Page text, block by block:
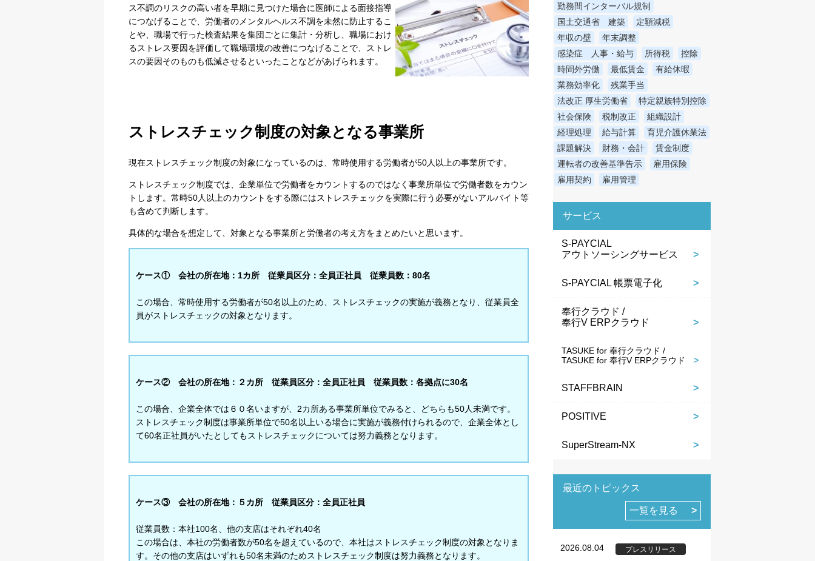
ス不調のリスクの高い者を早期に見つけた場合に医師による面接指導
につなげることで、労働者のメンタルヘルス不調を未然に防止するこ
とや、職場で行った検査結果を集団ごとに集計・分析し、職場におけ
るストレス要因を評価して職場環境の改善につなげることで、ストレ
スの要因そのものも低減させるといったことなどがあげられます。
ストレスチェック制度の対象となる事業所
現在ストレスチェック制度の対象になっているのは、常時使用する労働者が50人以上の事業所です。
ストレスチェック制度では、企業単位で労働者をカウントするのではなく事業所単位で労働者数をカウン
トします。常時50人以上のカウントをする際にはストレスチェックを実際に行う必要がないアルバイト等
も含めて判断します。
具体的な場合を想定して、対象となる事業所と労働者の考え方をまとめたいと思います。
ケース① 会社の所在地：1カ所 従業員区分：全員正社員 従業員数：80名
この場合、常時使用する労働者が50名以上のため、ストレスチェックの実施が義務となり、従業員全
員がストレスチェックの対象となります。
ケース② 会社の所在地：２カ所 従業員区分：全員正社員 従業員数：各拠点に30名
この場合、企業全体では６０名いますが、2カ所ある事業所単位でみると、どちらも50人未満です。
ストレスチェック制度は事業所単位で50名以上いる場合に実施が義務付けられるので、企業全体とし
て60名正社員がいたとしてもストレスチェックについては努力義務となります。
ケース③ 会社の所在地：５カ所 従業員区分：全員正社員
従業員数：本社100名、他の支店はそれぞれ40名
この場合は、本社の労働者数が50名を超えているので、本社はストレスチェック制度の対象となりま
す。その他の支店はいずれも50名未満のためストレスチェック制度は努力義務となります。
勤務間インターバル規制
国土交通省 建築
定額減税
年収の壁
年末調整
感染症 人事・給与
所得税
控除
時間外労働
最低賃金
有給休暇
業務効率化
残業手当
法改正 厚生労働省
特定親族特別控除
社会保険
税制改正
組織設計
経理処理
給与計算
育児介護休業法
課題解決
財務・会計
賃金制度
運転者の改善基準告示
雇用保険
雇用契約
雇用管理
サービス
S-PAYCIAL
アウトソーシングサービス
S-PAYCIAL 帳票電子化
奉行クラウド /
奉行V ERPクラウド
TASUKE for 奉行クラウド /
TASUKE for 奉行V ERPクラウド
STAFFBRAIN
POSITIVE
SuperStream-NX
最近のトピックス
一覧を見る
2026.08.04 プレスリリース
Cookie の確認と管理
プライバシー情報
プライバシー情報